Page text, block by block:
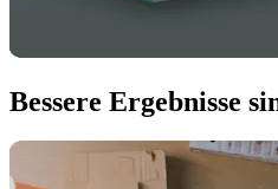
Bessere Ergebnisse